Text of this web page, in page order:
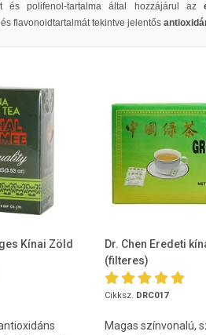
és polifenol-tartalma által hozzájárul az
flavonoidtartalmát tekintve jelentős
Kínai Zöld
Dr. Chen Eredeti
(filteres)
Cikksz. DRC017
Magas színvonalú,